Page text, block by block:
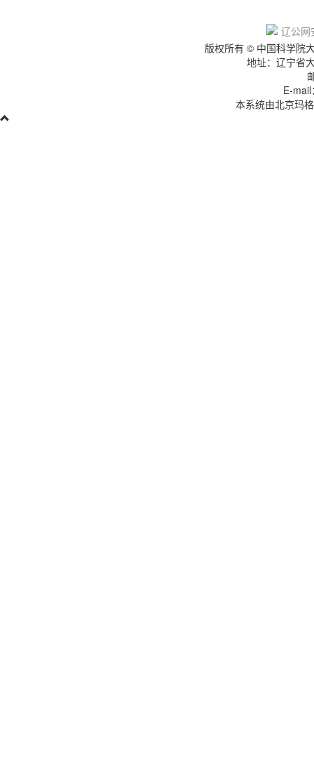
辽公网
版权所有 © 中国科学院
地址：辽宁省
E-mail
本系统由北京玛